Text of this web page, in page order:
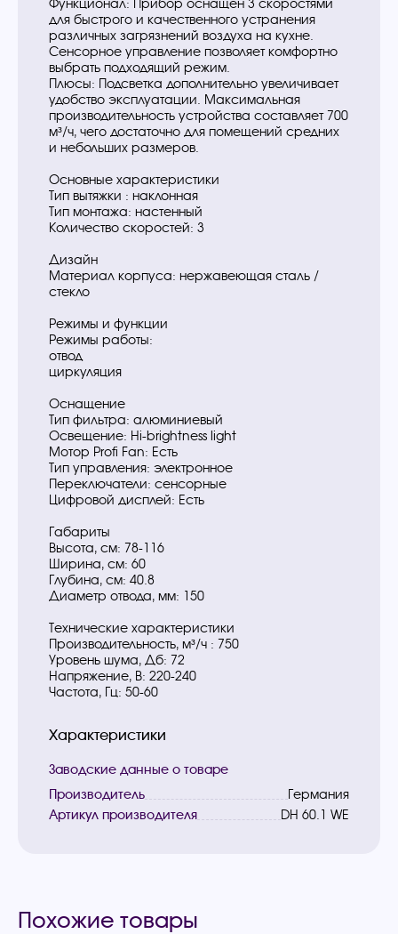
Функционал: Прибор оснащен 3 скоростями
для быстрого и качественного устранения
различных загрязнений воздуха на кухне.
Сенсорное управление позволяет комфортно
выбрать подходящий режим.
Плюсы: Подсветка дополнительно увеличивает
удобство эксплуатации. Максимальная
производительность устройства составляет 700
м³/ч, чего достаточно для помещений средних
и небольших размеров.
Основные характеристики
Тип вытяжки : наклонная
Тип монтажа: настенный
Количество скоростей: 3
Дизайн
Материал корпуса: нержавеющая сталь /
стекло
Режимы и функции
Режимы работы:
отвод
циркуляция
Оснащение
Тип фильтра: алюминиевый
Освещение: Hi-brightness light
Мотор Profi Fan: Есть
Тип управления: электронное
Переключатели: сенсорные
Цифровой дисплей: Есть
Габариты
Высота, см: 78-116
Ширина, см: 60
Глубина, см: 40.8
Диаметр отвода, мм: 150
Технические характеристики
Производительность, м³/ч : 750
Уровень шума, Дб: 72
Напряжение, В: 220-240
Частота, Гц: 50-60
Характеристики
Заводские данные о товаре
Производитель
Германия
Артикул производителя
DH 60.1 WE
Похожие товары